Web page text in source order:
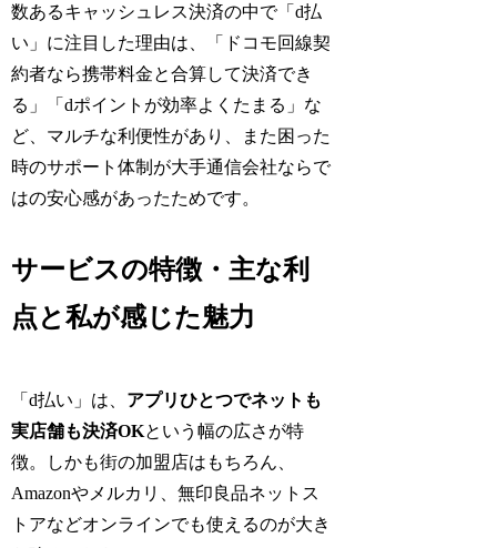
数あるキャッシュレス決済の中で「d払
い」に注目した理由は、「ドコモ回線契
約者なら携帯料金と合算して決済でき
る」「dポイントが効率よくたまる」な
ど、マルチな利便性があり、また困った
時のサポート体制が大手通信会社ならで
はの安心感があったためです。
サービスの特徴・主な利
点と私が感じた魅力
「d払い」は、 アプリひとつでネットも
実店舗も決済OKという幅の広さが特
徴。しかも街の加盟店はもちろん、
Amazonやメルカリ、無印良品ネットス
トアなどオンラインでも使えるのが大き